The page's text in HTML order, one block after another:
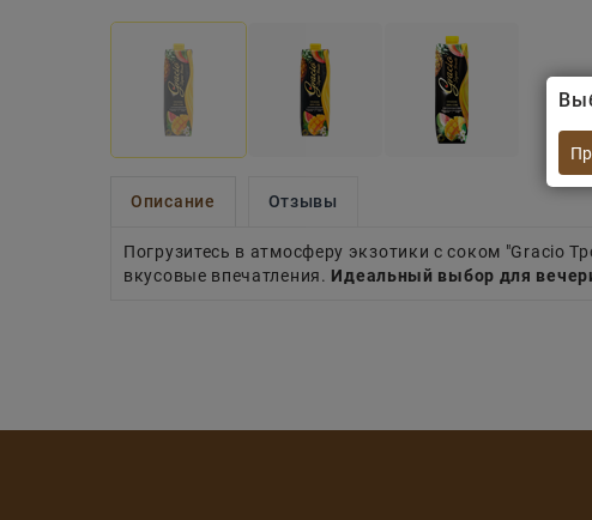
Описание Отзывы
Погрузитесь в атмосферу экзотики с соком "Gracio
вкусовые впечатления. Идеальный выбор для